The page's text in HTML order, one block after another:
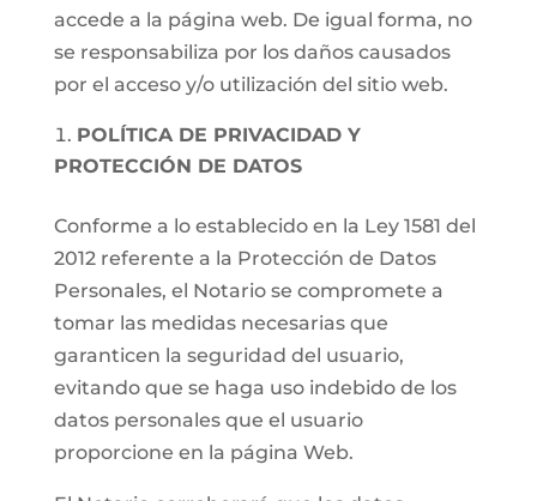
accede a la página web. De igual forma, no
se responsabiliza por los daños causados
por el acceso y/o utilización del sitio web.
POLÍTICA DE PRIVACIDAD Y
PROTECCIÓN DE DATOS
Conforme a lo establecido en la Ley 1581 del
2012 referente a la Protección de Datos
Personales, el Notario se compromete a
tomar las medidas necesarias que
garanticen la seguridad del usuario,
evitando que se haga uso indebido de los
datos personales que el usuario
proporcione en la página Web.